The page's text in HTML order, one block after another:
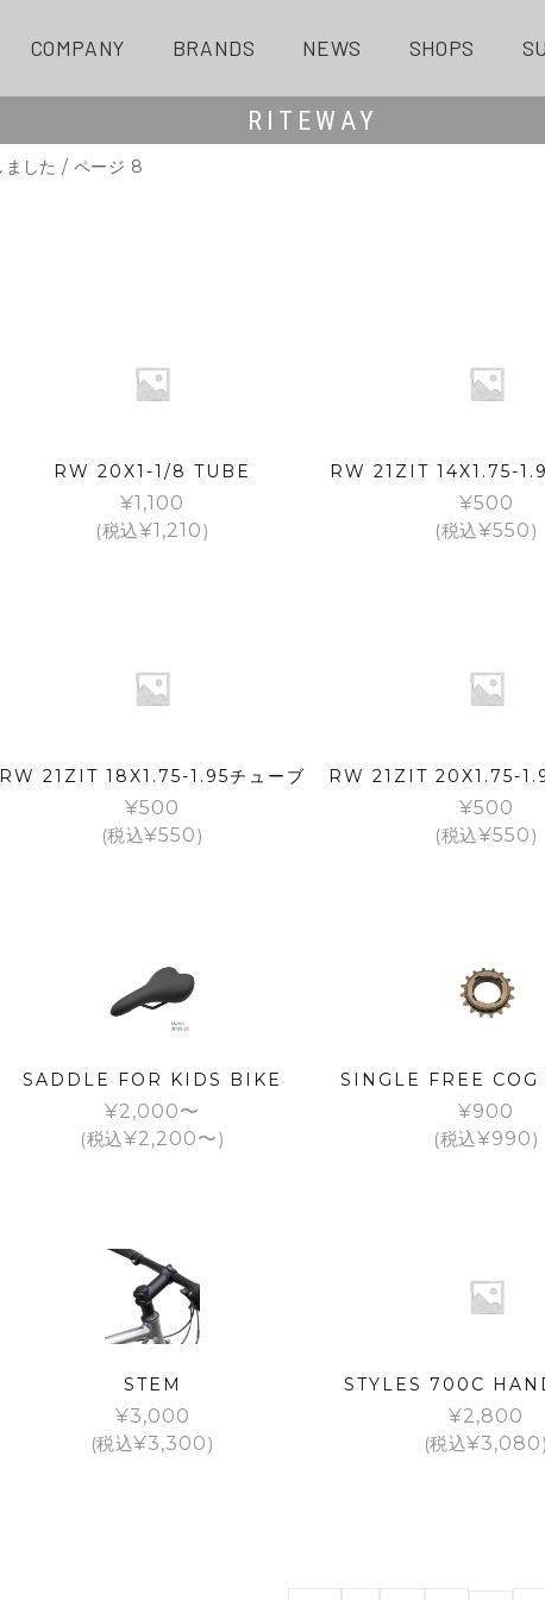
COMPANY BRANDS NEWS SHOPS
RITEWAY
した / ページ 8
RW 20X1-1/8 TUBE
¥1,100
(税込¥1,210)
RW 21ZIT 14X1.75-
¥500
(税込¥550)
RW 21ZIT 18X1.75-1.95チューブ
¥500
(税込¥550)
RW 21ZIT 20X1.75-
¥500
(税込¥550)
SADDLE FOR KIDS BIKE
¥2,000
(税込¥2,200 )
SINGLE FREE
¥900
(税込¥990)
STEM
¥3,000
(税込¥3,300)
STYLES 700C
¥2,800
(税込¥3,080)